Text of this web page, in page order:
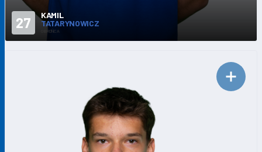
27
KAMIL
TATARYNOWICZ
OBROŃCA